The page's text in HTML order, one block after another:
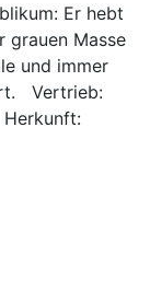
Er hebt
grauen Masse
und immer
Vertrieb: